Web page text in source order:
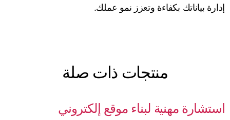
بياناتك بكفاءة وتعزز نمو عملك.
منتجات ذات صلة
مهنية لبناء موقع إلكتروني